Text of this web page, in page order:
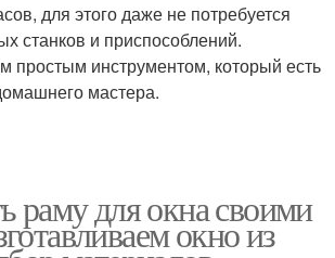
для этого даже не потребуется
станков и приспособлений.
инструментом, который есть
мастера.
раму для окна своими
окно из